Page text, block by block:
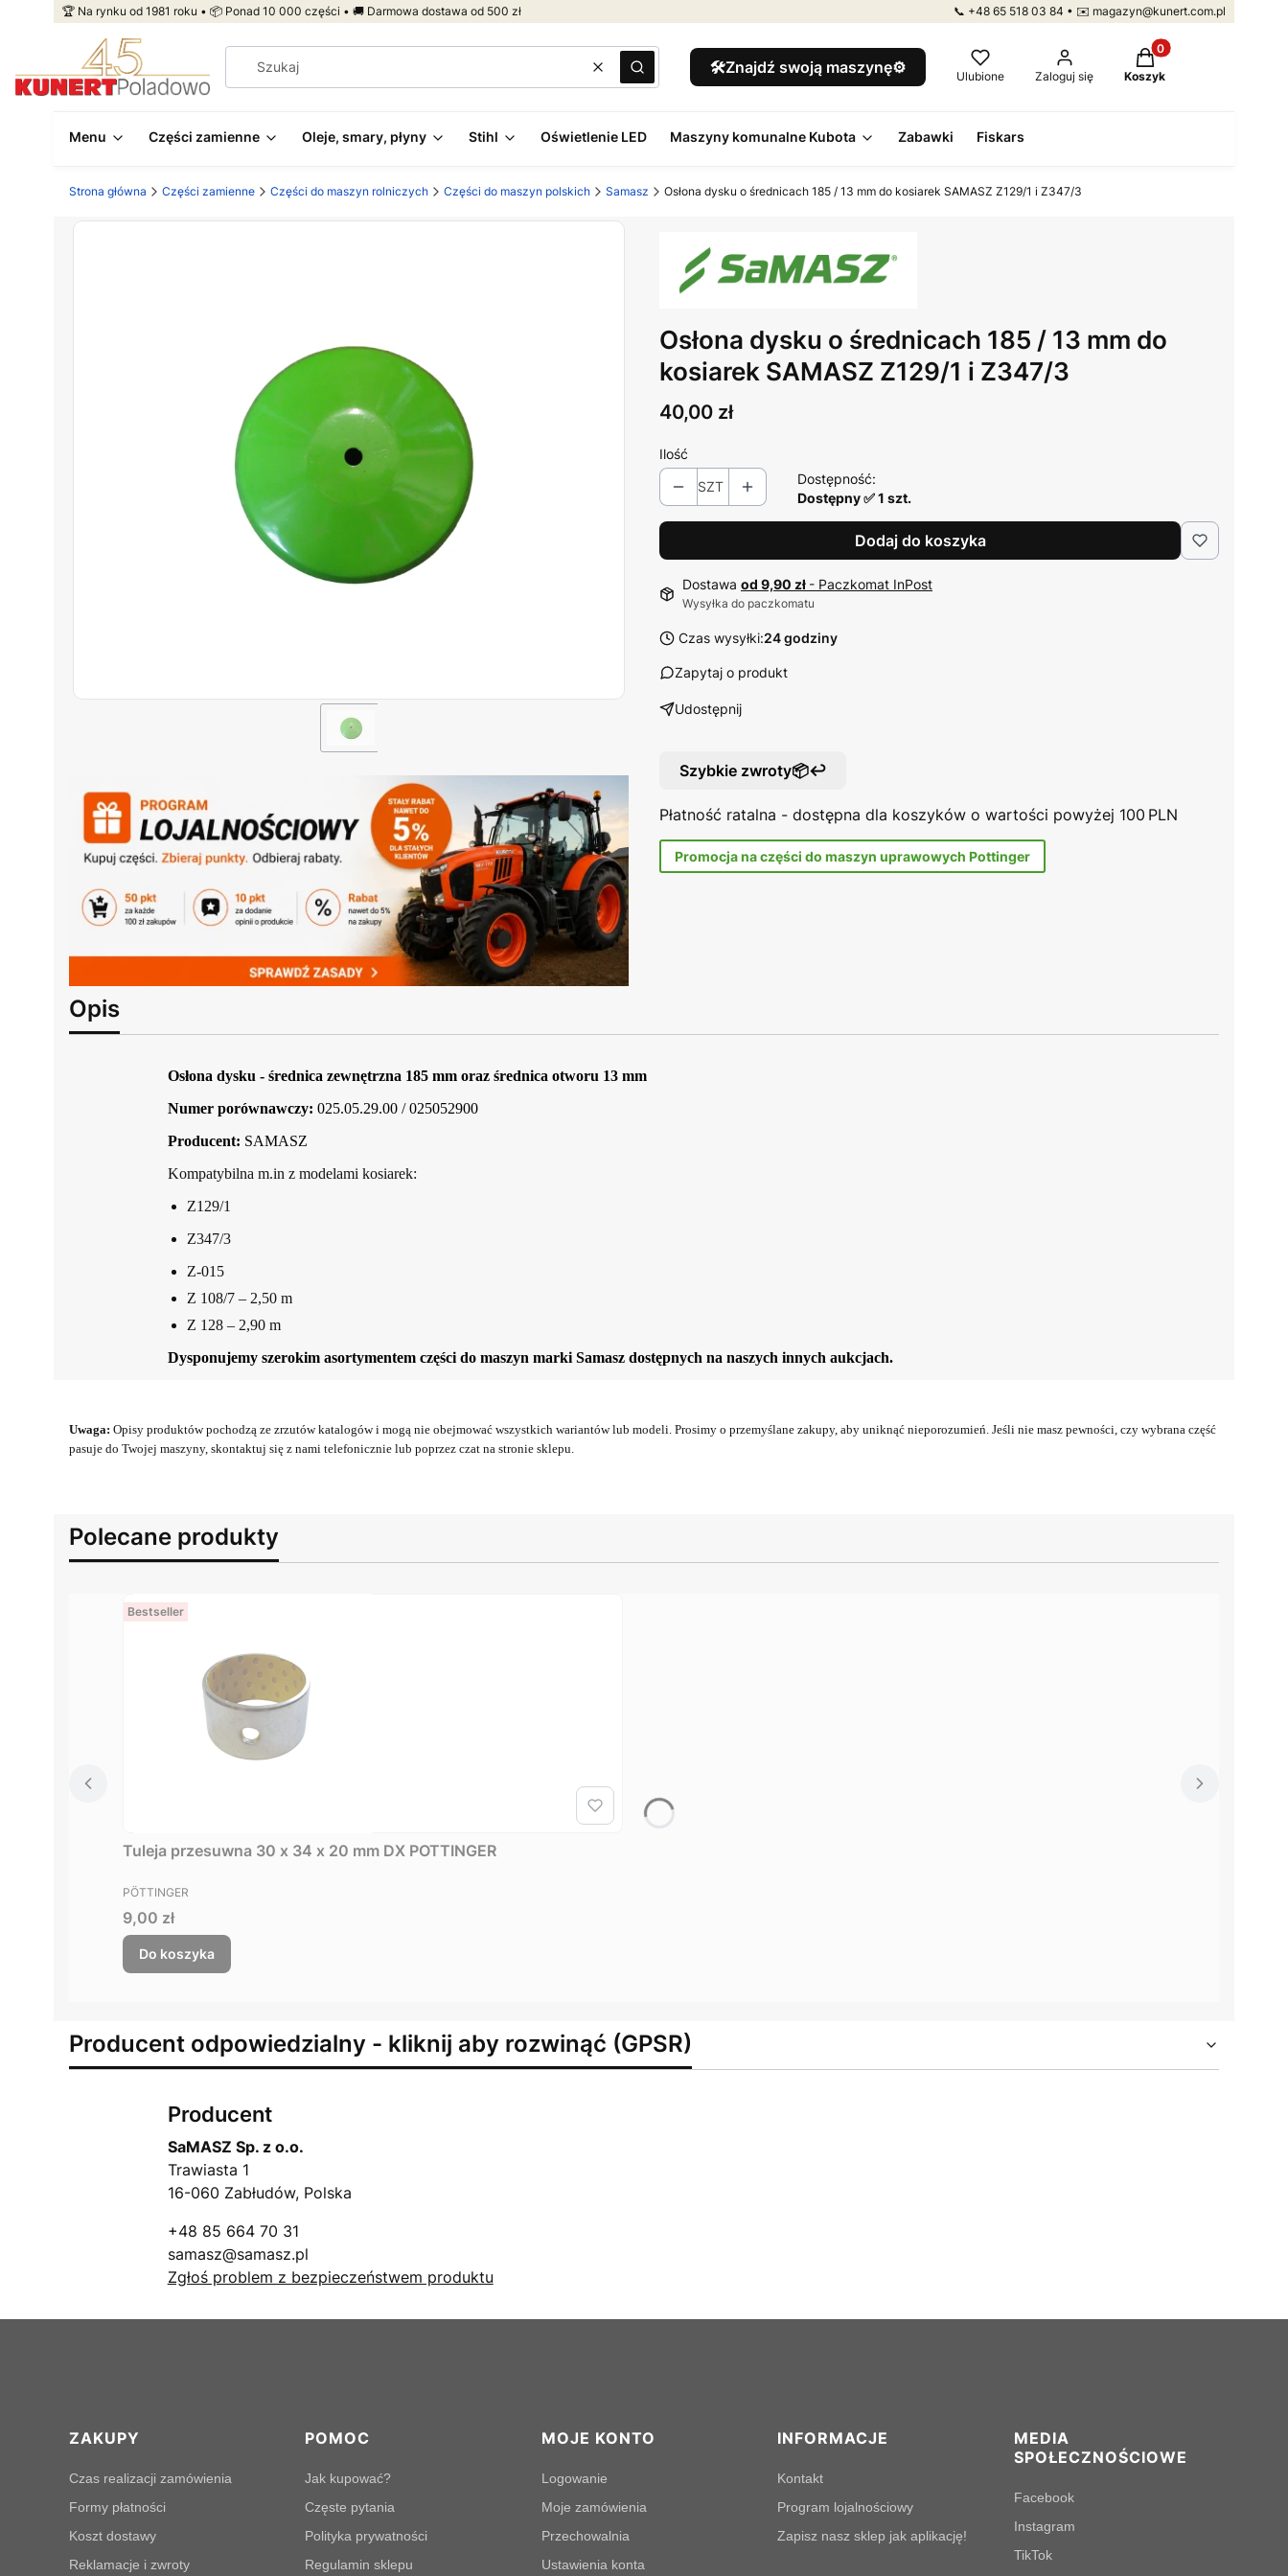
🏆 Na rynku od 1981 roku • 📦 Ponad 10 000 części • 🚚 Darmowa dostawa od 500 zł 📞 +48 65 518 03 84 • ✉️ magazyn@kunert.com.pl
WyczyśćSzukaj 🛠️Znajdź swoją maszynę⚙️ Ulubione Zaloguj się
Produkty w koszyku:
Koszyk
Menu Części zamienne Oleje, smary, płyny Stihl Oświetlenie LED Maszyny komunalne Kubota Zabawki Fiskars
Strona główna Części zamienne Części do maszyn rolniczych Części do maszyn polskich Samasz Osłona dysku o średnicach 185 / 13 mm do kosiarek SAMASZ Z129/1 i Z347/3
Osłona dysku o średnicach 185 / 13 mm do
kosiarek SAMASZ Z129/1 i Z347/3
Cena
40,00 zł
Ilość
SZT
Dostępność:
Dostępny ✅ 1 szt.
Dodaj do koszyka
Dostawa od 9,90 zł - Paczkomat InPost
Wysyłka do paczkomatu
Czas wysyłki:24 godziny
Zapytaj o produkt
Udostępnij
Szybkie zwroty📦↩️
Płatność ratalna - dostępna dla koszyków o wartości powyżej 100 PLN
Promocja na części do maszyn uprawowych Pottinger
Opis
Osłona dysku - średnica zewnętrzna 185 mm oraz średnica otworu 13 mm
Numer porównawczy: 025.05.29.00 / 025052900
Producent: SAMASZ
Kompatybilna m.in z modelami kosiarek:
Z129/1
Z347/3
Z-015
Z 108/7 – 2,50 m
Z 128 – 2,90 m
Dysponujemy szerokim asortymentem części do maszyn marki Samasz dostępnych na naszych innych aukcjach.
Uwaga: Opisy produktów pochodzą ze zrzutów katalogów i mogą nie obejmować wszystkich wariantów lub modeli. Prosimy o przemyślane zakupy, aby uniknąć nieporozumień. Jeśli nie masz pewności, czy wybrana część
pasuje do Twojej maszyny, skontaktuj się z nami telefonicznie lub poprzez czat na stronie sklepu.
Polecane produkty
Bestseller
Tuleja przesuwna 30 x 34 x 20 mm DX POTTINGER
PRODUCENT
PÖTTINGER
Cena
9,00 zł
Do koszyka
Producent odpowiedzialny - kliknij aby rozwinąć (GPSR)
Producent
SaMASZ Sp. z o.o.
Trawiasta 1
16-060 Zabłudów, Polska
+48 85 664 70 31
samasz@samasz.pl
Zgłoś problem z bezpieczeństwem produktu
Linki w stopce
ZAKUPY
Czas realizacji zamówienia
Formy płatności
Koszt dostawy
Reklamacje i zwroty
POMOC
Jak kupować?
Częste pytania
Polityka prywatności
Regulamin sklepu
MOJE KONTO
Logowanie
Moje zamówienia
Przechowalnia
Ustawienia konta
INFORMACJE
Kontakt
Program lojalnościowy
Zapisz nasz sklep jak aplikację!
MEDIA
SPOŁECZNOŚCIOWE
Facebook
Instagram
TikTok